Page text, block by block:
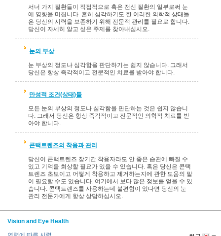
서너 가지 질환들이 직접적으로 혹은 전신 질환의 일부로써 눈
에 영향을 미칩니다. 흔히 심각하기도 한 이러한 의학적 상태들
은 당신의 시력을 보존하기 위해 전문적 관리를 필요로 합니다.
당신이 자세히 알고 싶은 주제를 찾아내십시오.
눈의 부상
눈 부상의 정도나 심각함을 판단하기는 쉽지 않습니다. 그래서
당신은 항상 즉각적이고 전문적인 치료를 받아야 합니다.
만성적 조건(상태)들
모든 눈의 부상의 정도나 심각함을 판단하는 것은 쉽지 않습니
다. 그래서 당신은 항상 즉각적이고 전문적인 의학적 치료를 받
아야 합니다.
콘택트렌즈의 착용과 관리
당신이 콘택트렌즈 장기간 착용자라도 안 좋은 습관에 빠질 수
있고 기억을 회상할 필요가 있을 수 있습니다. 혹은 당신은 콘택
트렌즈 초보이고 어떻게 착용하고 제거하는지에 관한 도움의 말
이 필요할 수도 있습니다. 여기에서 보다 많은 정보를 얻을 수 있
습니다. 콘택트렌즈를 사용하는데 불편함이 있다면 당신의 눈
관리 전문가에게 항상 상담하십시오.
Vision and Eye Health